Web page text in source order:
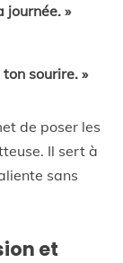
journée. »
sourire. »
de poser les
Il sert à
sans
et